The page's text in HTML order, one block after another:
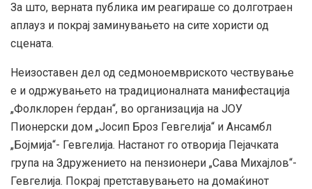
За што, верната публика им реагираше со долготраен
аплауз и покрај заминувањето на сите хористи од
сцената.
Неизоставен дел од седмоноемвриското чествување
е и одржувањето на традиционалната манифестација
„Фолклорен ѓердан“, во организација на ЈОУ
Пионерски дом „Јосип Броз Гевгелија“ и Ансамбл
„Бојмија“- Гевгелија. Настанот го отворија Пејачката
група на Здружението на пензионери „Сава Михајлов“-
Гевгелија. Покрај претставувањето на домаќинот